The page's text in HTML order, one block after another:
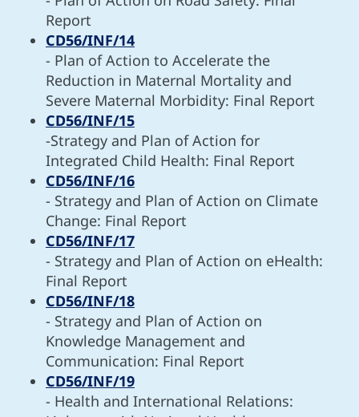
Report
CD56/INF/14
- Plan of Action to Accelerate the
Reduction in Maternal Mortality and
Severe Maternal Morbidity: Final Report
CD56/INF/15
-Strategy and Plan of Action for
Integrated Child Health: Final Report
CD56/INF/16
- Strategy and Plan of Action on Climate
Change: Final Report
CD56/INF/17
- Strategy and Plan of Action on eHealth:
Final Report
CD56/INF/18
- Strategy and Plan of Action on
Knowledge Management and
Communication: Final Report
CD56/INF/19
- Health and International Relations: